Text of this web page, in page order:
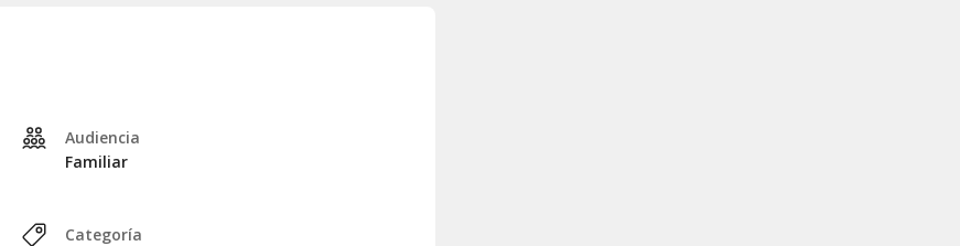
Audiencia
Familiar
Categoría